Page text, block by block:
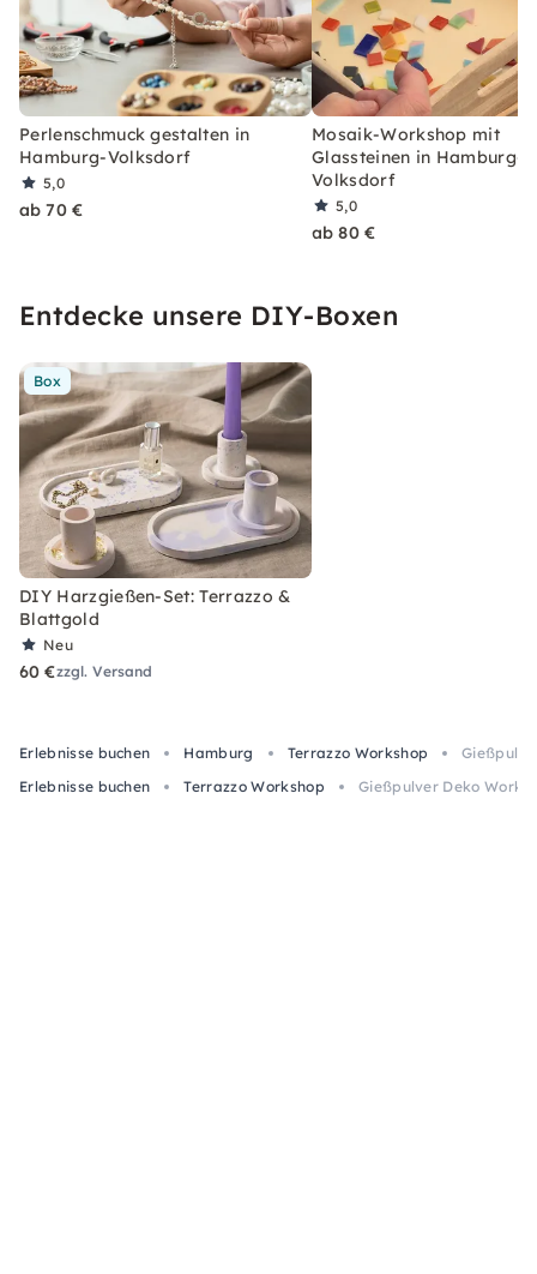
Perlenschmuck gestalten in
Hamburg-Volksdorf
5,0
ab 70 €
Mosaik-Workshop mit
Glassteinen in Hamburg-
Volksdorf
5,0
ab 80 €
Entdecke unsere DIY-Boxen
Box
DIY Harzgießen-Set: Terrazzo &
Blattgold
Neu
60 €zzgl. Versand
Erlebnisse buchen Hamburg Terrazzo Workshop
Erlebnisse buchen
Terrazzo Workshop Gießpulver Deko